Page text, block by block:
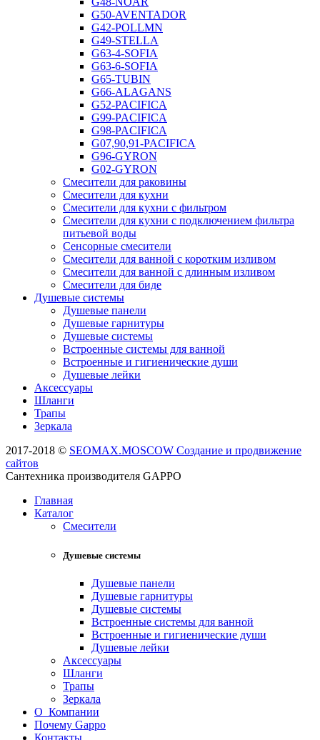
G50-AVENTADOR
G42-POLLMN
G49-STELLA
G63-4-SOFIA
G63-6-SOFIA
G65-TUBIN
G66-ALAGANS
G52-PACIFICA
G99-PACIFICA
G98-PACIFICA
G07,90,91-PACIFICA
G96-GYRON
G02-GYRON
Смесители для раковины
Смесители для кухни
Смесители для кухни с фильтром
Смесители для кухни с подключением фильтра
питьевой воды
Сенсорные смесители
Смесители для ванной с коротким изливом
Смесители для ванной с длинным изливом
Смесители для биде
Душевые системы
Душевые панели
Душевые гарнитуры
Душевые системы
Встроенные системы для ванной
Встроенные и гигиенические души
Душевые лейки
Аксессуары
Шланги
Трапы
Зеркала
2017-2018 © SEOMAX.MOSCOW Создание и продвижение
сайтов
Сантехника производителя GAPPO
Главная
Каталог
Смесители
Душевые системы
Душевые панели
Душевые гарнитуры
Душевые системы
Встроенные системы для ванной
Встроенные и гигиенические души
Душевые лейки
Аксессуары
Шланги
Трапы
Зеркала
О Компании
Почему Gappo